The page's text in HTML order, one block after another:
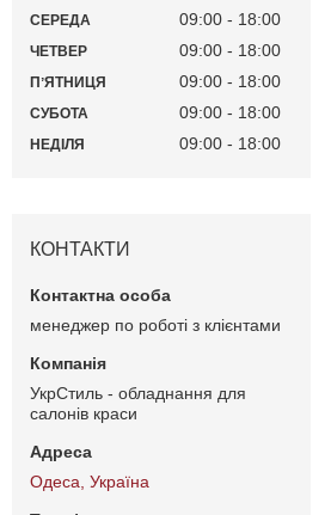
СЕРЕДА 09:00 18:00
ЧЕТВЕР 09:00 18:00
ПʼЯТНИЦЯ 09:00 18:00
СУБОТА 09:00 18:00
НЕДІЛЯ 09:00 18:00
КОНТАКТИ
менеджер по роботі з клієнтами
УкрСтиль - обладнання для
салонів краси
Одеса, Україна